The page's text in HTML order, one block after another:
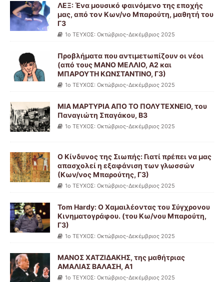
ΛΕΞ: Ένα μουσικό φαινόμενο της εποχής
μας, από τον Κων/νο Μπαρούτη, μαθητή του
Γ3
1ο ΤΕΥΧΟΣ: Οκτώβριος-Δεκέμβριος 2025
Προβλήματα που αντιμετωπίζουν οι νέοι
(από τους ΜΑΝΟ ΜΕΛΛΙΟ, Α2 και
ΜΠΑΡΟΥΤΗ ΚΩΝΣΤΑΝΤΙΝΟ, Γ3)
1ο ΤΕΥΧΟΣ: Οκτώβριος-Δεκέμβριος 2025
ΜΙΑ ΜΑΡΤΥΡΙΑ ΑΠΟ ΤΟ ΠΟΛΥΤΕΧΝΕΙΟ, του
Παναγιώτη Σπαγάκου, B3
1ο ΤΕΥΧΟΣ: Οκτώβριος-Δεκέμβριος 2025
Ο Κίνδυνος της Σιωπής: Γιατί πρέπει να μας
απασχολεί η εξαφάνιση των γλωσσών
(Κων/νος Μπαρούτης, Γ3)
1ο ΤΕΥΧΟΣ: Οκτώβριος-Δεκέμβριος 2025
Tom Hardy: Ο Χαμαιλέοντας του Σύγχρονου
Κινηματογράφου. (του Κω/νου Μπαρούτη,
Γ3)
1ο ΤΕΥΧΟΣ: Οκτώβριος-Δεκέμβριος 2025
ΜΑΝΟΣ ΧΑΤΖΙΔΑΚΗΣ, της μαθήτριας
ΑΜΑΛΙΑΣ ΒΑΛΑΣΗ, Α1
1ο ΤΕΥΧΟΣ: Οκτώβριος-Δεκέμβριος 2025